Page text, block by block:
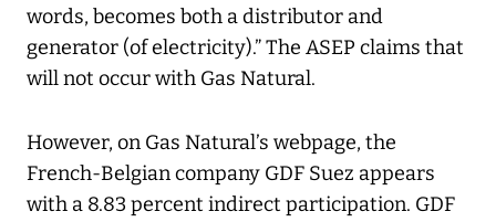
words, becomes both a distributor and
generator (of electricity).” The ASEP claims that
will not occur with Gas Natural.
However, on Gas Natural’s webpage, the
French-Belgian company GDF Suez appears
with a 8.83 percent indirect participation. GDF